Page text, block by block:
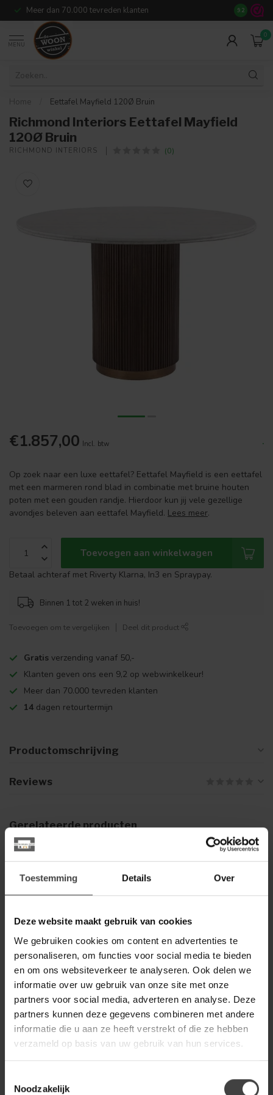
Toestemming Details Over
Deze website maakt gebruik van cookies
We gebruiken cookies om content en advertenties te
personaliseren, om functies voor social media te bieden
en om ons websiteverkeer te analyseren. Ook delen we
informatie over uw gebruik van onze site met onze
partners voor social media, adverteren en analyse. Deze
partners kunnen deze gegevens combineren met andere
informatie die u aan ze heeft verstrekt of die ze hebben
verzameld op basis van uw gebruik van hun services.
Noodzakelijk
Meer dan 70.000 tevreden klanten 14dagen
9.2
MENU
0
Home Eettafel Mayfield 120Ø Bruin
Richmond Interiors Eettafel Mayfield
120Ø Bruin
RICHMOND INTERIORS (0)
€1.857,00 Incl. btw .
Op zoek naar een luxe eettafel? Eettafel Mayfield is een eettafel
met een marmeren rond blad in combinatie met bruine houten
poten met een gouden randje. Hierdoor kun jij vele gezellige
avondjes beleven aan eettafel Mayfield. Lees meer.
Toevoegen aan winkelwagen
Betaal achteraf met Riverty Klarna, In3 en Spraypay.
Binnen 1 tot 2 weken in huis!
Toevoegen om te vergelijken Deel dit product
Gratis verzending vanaf 50,-
Klanten geven ons een 9,2 op webwinkelkeur!
Meer dan 70.000 tevreden klanten
14 dagen retourtermijn
Productomschrijving
Reviews
Gerelateerde producten
€349,00
Woood Eettafel Tablo
Organisch met vele
mogelijkheden
PTMD Salontafel Diro beige
marmer €1.363,00
WOONMAX
WoonMax Salontafel Cubik -
Type 3 - Diverse kleuren